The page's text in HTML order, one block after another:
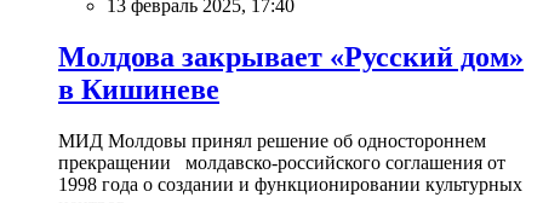
13 февраль 2025, 17:40
Молдова закрывает «Русский дом»
в Кишиневе
МИД Молдовы принял решение об одностороннем
прекращении молдавско-российского соглашения от
1998 года о создании и функционировании культурных